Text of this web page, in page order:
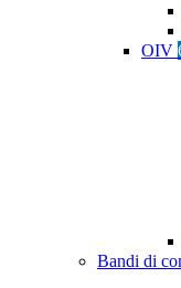
OIV
Bandi di